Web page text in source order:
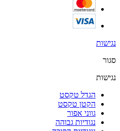
נגישות
סגור
נגישות
הגדל טקסט
הקטן טקסט
גווני אפור
נגודיות גבוהה